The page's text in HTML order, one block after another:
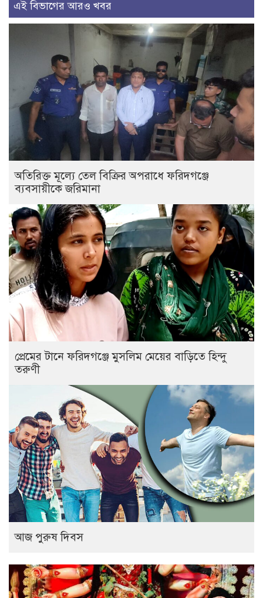
এই বিভাগের আরও খবর
অতিরিক্ত মূল্যে তেল বিক্রির অপরাধে ফরিদগঞ্জে
ব্যবসায়ীকে জরিমানা
প্রেমের টানে ফরিদগঞ্জে মুসলিম মেয়ের বাড়িতে হিন্দু
তরুণী
আজ পুরুষ দিবস